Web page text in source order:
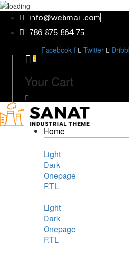
info@webmail.com
786 875 864 75
Facebook-f Twitter
0
Your Cart
Home
Light
Dark
Onepage
RTL
Light
Dark
Onepage
RTL